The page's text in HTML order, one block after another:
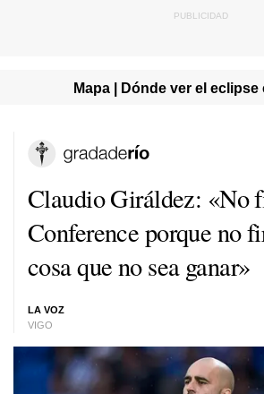
Mapa | Dónde ver el eclipse
Claudio Giráldez: «No
Conference porque no
cosa que no sea ganar»
LA VOZ
VIGO